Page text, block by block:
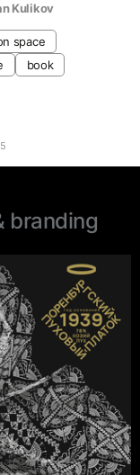
Kulikov
space
book
branding